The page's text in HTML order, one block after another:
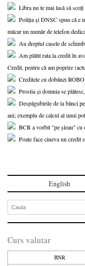
Libra nu te mai lasă să
Poliția și DNSC spun că e
măcar un număr de telefon
Au dreptul casele de
Am plătit rata la credit în
Credit, pentru că am poprire
Creditele cu dobânzi
Prostia și domnia se
Despăgubirile de la bănci
ani; exemplu de calcul al unui
BCR a vorbit "pe șleau" cu
Poate face cineva un credit
English
Curs valutar
BNR